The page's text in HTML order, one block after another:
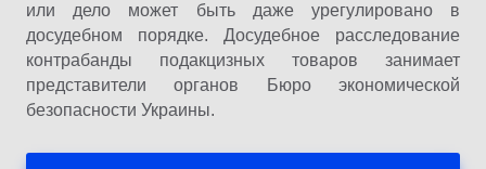
или дело может быть даже урегулировано в
досудебном порядке. Досудебное расследование
контрабанды подакцизных товаров занимает
представители органов Бюро экономической
безопасности Украины.